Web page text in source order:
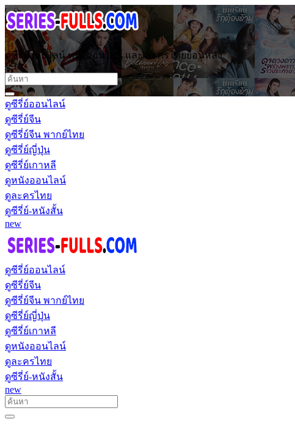
ดูซีรี่ย์ออนไลน์ หนังออนไลน์ และ ละครไทยย้อนหลัง
ดูซีรี่ย์ออนไลน์
ดูซีรี่ย์จีน
ดูซีรี่ย์จีน พากย์ไทย
ดูซีรี่ย์ญี่ปุ่น
ดูซีรี่ย์เกาหลี
ดูหนังออนไลน์
ดูละครไทย
ดูซีรี่ย์-หนังสั้น
new
ดูซีรี่ย์ออนไลน์
ดูซีรี่ย์จีน
ดูซีรี่ย์จีน พากย์ไทย
ดูซีรี่ย์ญี่ปุ่น
ดูซีรี่ย์เกาหลี
ดูหนังออนไลน์
ดูละครไทย
ดูซีรี่ย์-หนังสั้น
new